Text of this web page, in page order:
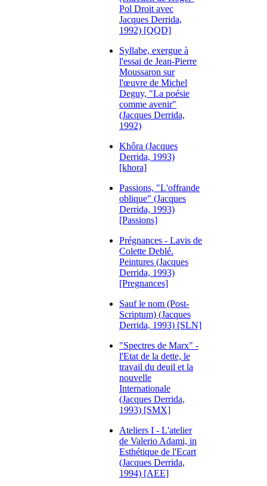
Pol Droit avec
Jacques Derrida,
1992) [QQD]
Syllabe, exergue à
l'essai de Jean-Pierre
Moussaron sur
l'œuvre de Michel
Deguy, "La poésie
comme avenir"
(Jacques Derrida,
1992)
Khôra (Jacques
Derrida, 1993)
[khora]
Passions, "L'offrande
oblique" (Jacques
Derrida, 1993)
[Passions]
Prégnances - Lavis de
Colette Deblé.
Peintures (Jacques
Derrida, 1993)
[Pregnances]
Sauf le nom (Post-
Scriptum) (Jacques
Derrida, 1993) [SLN]
"Spectres de Marx" -
l'Etat de la dette, le
travail du deuil et la
nouvelle
Internationale
(Jacques Derrida,
1993) [SMX]
Ateliers I - L'atelier
de Valerio Adami, in
Esthétique de l'Ecart
(Jacques Derrida,
1994) [AEE]